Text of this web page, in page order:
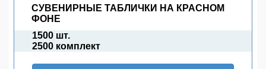
СУВЕНИРНЫЕ ТАБЛИЧКИ НА КРАСНОМ
ФОНЕ
1500 шт.
2500 комплект